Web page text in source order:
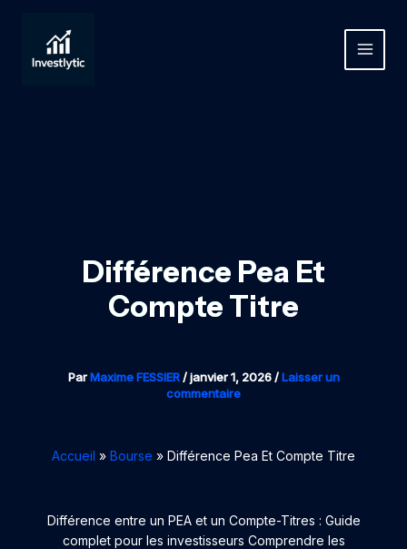
contenu
MAIN
Différence Pea Et
Compte Titre
ParMaxime FESSIER/janvier 1, 2026/Laisser un
commentaire
Accueil Bourse Différence Pea Et Compte Titre
Différence entre un PEA et un Compte-Titres : Guide
complet pour les investisseurs Comprendre les